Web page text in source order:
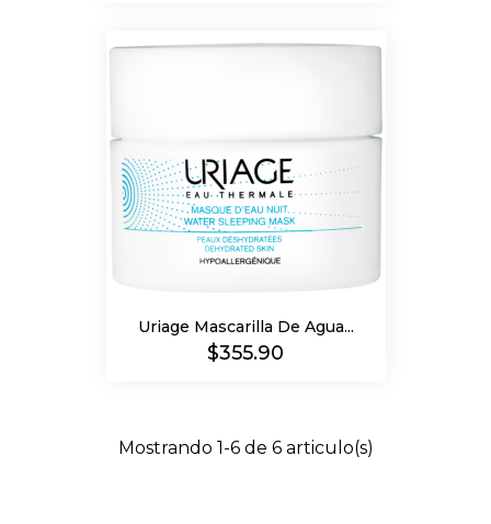
Uriage Mascarilla De Agua...
Precio
$355.90
Mostrando 1-6 de 6 articulo(s)